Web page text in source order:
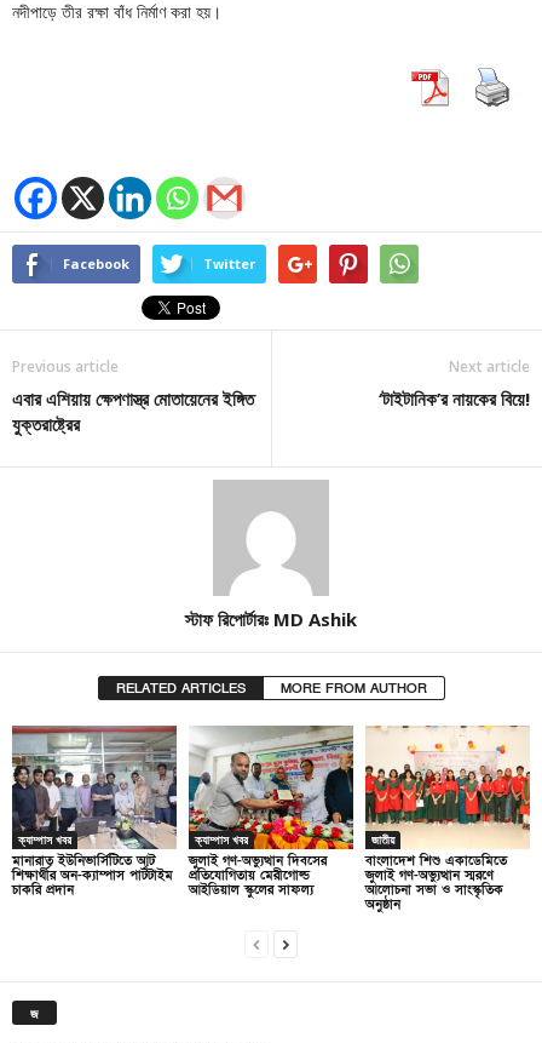
নদীপাড়ে তীর রক্ষা বাঁধ নির্মাণ করা হয়।
Facebook Twitter
Previous article
এবার এশিয়ায় ক্ষেপণাস্ত্র মোতায়েনের ইঙ্গিত
যুক্তরাষ্ট্রের
Next article
‘টাইটানিক’র নায়কের বিয়ে!
স্টাফ রিপোর্টারঃ MD Ashik
RELATED ARTICLES MORE FROM AUTHOR
ক্যাম্পাস খবর
মানারাত ইউনিভার্সিটিতে আট
শিক্ষার্থীর অন-ক্যাম্পাস পার্টটাইম
চাকরি প্রদান
ক্যাম্পাস খবর
জুলাই গণ-অভ্যুত্থান দিবসের
প্রতিযোগিতায় মেরীগোল্ড
আইডিয়াল স্কুলের সাফল্য
জাতীয়
বাংলাদেশ শিশু একাডেমিতে
জুলাই গণ-অভ্যুত্থান স্মরণে
আলোচনা সভা ও সাংস্কৃতিক
অনুষ্ঠান
জ